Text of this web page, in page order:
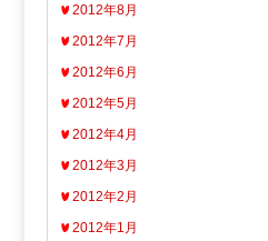
2012年8月
2012年7月
2012年6月
2012年5月
2012年4月
2012年3月
2012年2月
2012年1月